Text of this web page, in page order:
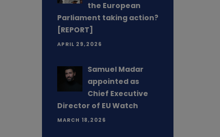
the European
Parliament taking action?
[REPORT]
APRIL 29,2026
Samuel Madar
appointed as
Chief Executive
Director of EU Watch
MARCH 18,2026